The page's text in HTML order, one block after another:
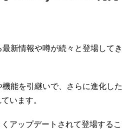
新情報や噂が続々と登場してき
能を引継いで、さらに進化した
います。
アップデートされて登場するこ